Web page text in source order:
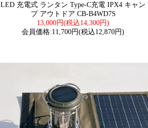
LED 充電式 ランタン Type-C充電 IPX4 キャン
プ アウトドア CB-B4WD7S
13,000円(税込14,300円)
会員価格:11,700円(税込12,870円)